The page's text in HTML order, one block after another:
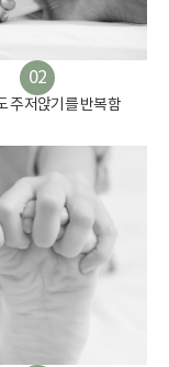
02
주저앉기를 반복함